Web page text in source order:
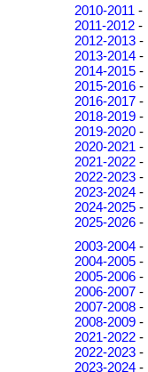
2010-2011 -
2011-2012 -
2012-2013 -
2013-2014 -
2014-2015 -
2015-2016 -
2016-2017 -
2018-2019 -
2019-2020 -
2020-2021 -
2021-2022 -
2022-2023 -
2023-2024 -
2024-2025 -
2025-2026 -
2003-2004 -
2004-2005 -
2005-2006 -
2006-2007 -
2007-2008 -
2008-2009 -
2021-2022 -
2022-2023 -
2023-2024 -